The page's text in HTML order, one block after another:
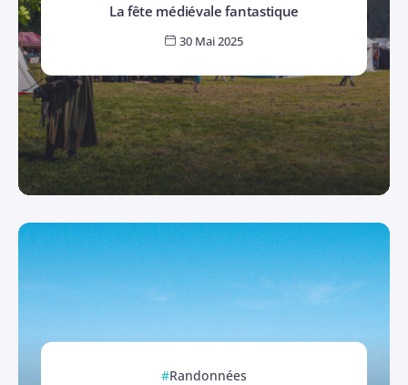
La fête médiévale fantastique
30 Mai 2025
Randonnées